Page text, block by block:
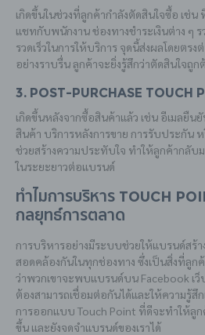
เกิดขึ้นในช่วงที่ลูกค้ากำลังตัดสินใจซื้อ เช่น
แชทกับพนักงาน ช่องทางชำระเงินต่าง ๆ
รวดเร็วในการให้บริการ จุดนี้ส่งผลโดยตร
อย่างราบรื่น ลูกค้าจะยิ่งรู้สึกว่าตัดสินใจถูก
3. Post-purchase Touch
เกิดขึ้นหลังจากซื้อสินค้าแล้ว เช่น อีเมลยืน
สินค้า บริการหลังการขาย การรับประกัน
ช่วยสร้างความประทับใจ ทำให้ลูกค้ากลับ
ในระยะยาวต่อแบรนด์
ทำไมการบริหาร Touch
กลยุทธ์การตลาด
การบริหารอย่างมีระบบช่วยให้แบรนด์สร้
สอดคล้องกันในทุกช่องทาง ซึ่งเป็นสิ่งที่ลูก
ว่าพวกเขาจะพบแบรนด์บน Facebook เ
ต้องสามารถเชื่อมต่อกันได้และให้ความรู้สึ
การออกแบบ Touch Point ที่ดีจะทำให้ลูก
ขึ้น และยังจดจำแบรนด์ของเราได้